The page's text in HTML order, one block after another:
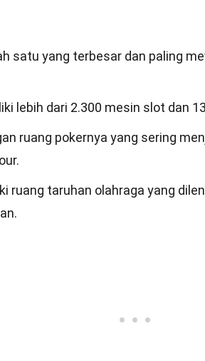
satu yang terbesar dan paling
lebih dari 2.300 mesin slot dan
ruang pokernya yang sering
ruang taruhan olahraga yang